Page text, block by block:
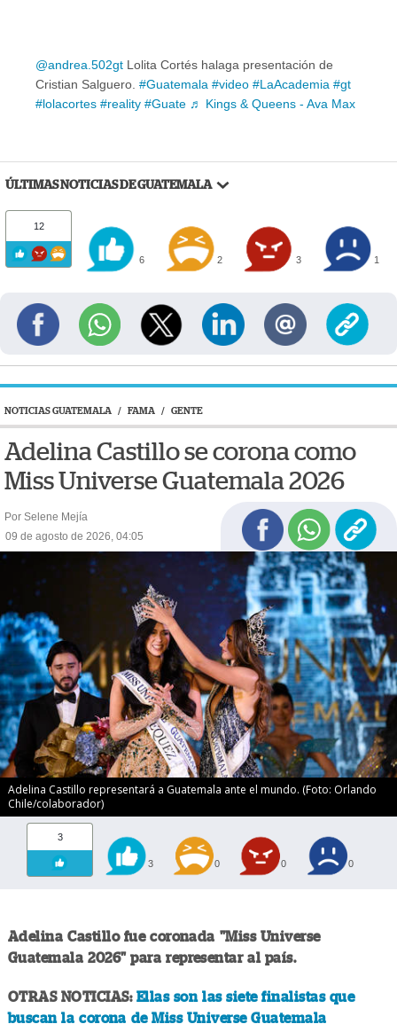
@andrea.502gt Lolita Cortés halaga presentación de
Cristian Salguero. #Guatemala #video #LaAcademia #gt
#lolacortes #reality #Guate ♬ Kings & Queens - Ava Max
ÚLTIMAS NOTICIAS DE GUATEMALA
12
6 2 3 1
NOTICIAS GUATEMALA / FAMA / GENTE
Adelina Castillo se corona como
Miss Universe Guatemala 2026
Por Selene Mejía
09 de agosto de 2026, 04:05
Adelina Castillo representará a Guatemala ante el mundo. (Foto: Orlando
Chile/colaborador)
3
3 0 0 0
Adelina Castillo fue coronada "Miss Universe
Guatemala 2026" para representar al país.
OTRAS NOTICIAS: Ellas son las siete finalistas que
buscan la corona de Miss Universe Guatemala